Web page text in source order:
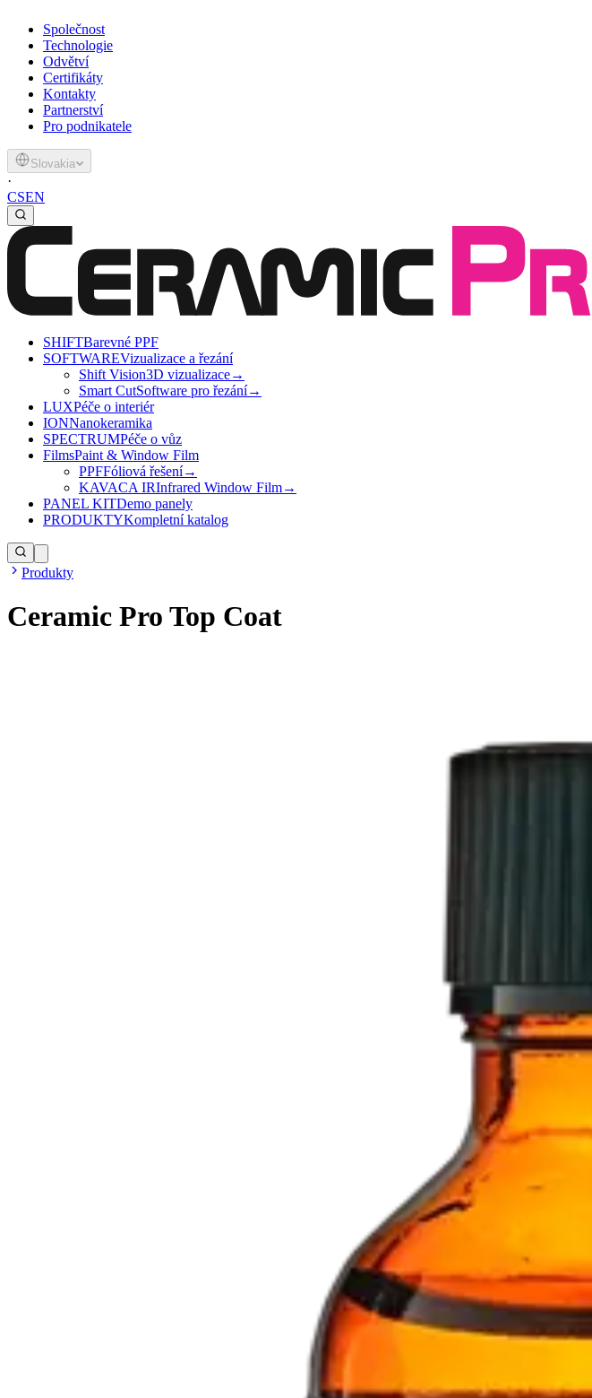
Společnost
Technologie
Odvětví
Certifikáty
Kontakty
Partnerství
Pro podnikatele
Slovakia
·
CSEN
SHIFTBarevné PPF
SOFTWAREVizualizace a řezání
Shift Vision3D vizualizace→
Smart CutSoftware pro řezání→
LUXPéče o interiér
IONNanokeramika
SPECTRUMPéče o vůz
FilmsPaint & Window Film
PPFFóliová řešení→
KAVACA IRInfrared Window Film→
PANEL KITDemo panely
PRODUKTYKompletní katalog
Produkty
Ceramic Pro Top Coat